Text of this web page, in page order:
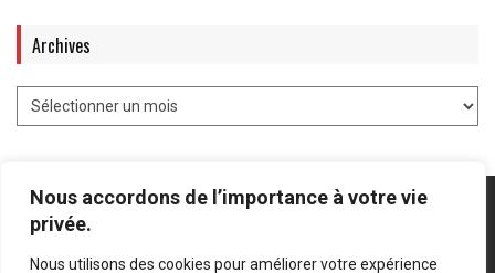
Nous accordons de l’importance à votre vie
privée.
Nous utilisons des cookies pour améliorer votre expérience
Archives